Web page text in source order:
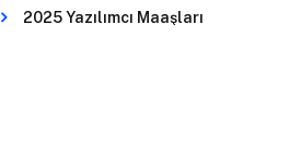
2025 Yazılımcı Maaşları